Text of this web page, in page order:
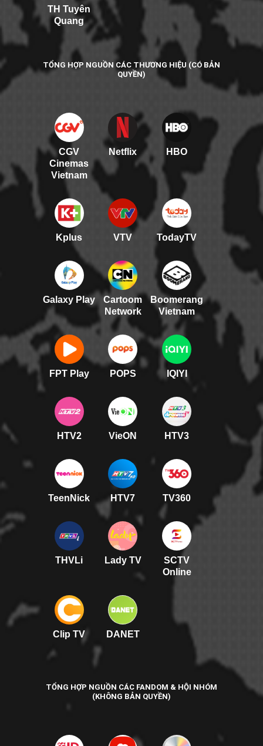
TH Tuyên
Quang
TỔNG HỢP NGUỒN CÁC THƯƠNG HIỆU (CÓ BẢN
QUYỀN)
CGV
Cinemas
Vietnam
Netflix HBO
Kplus VTV TodayTV
Galaxy Play
Cartoom
Network
Boomerang
Vietnam
FPT Play POPS IQIYI
HTV2 VieON HTV3
TeenNick HTV7 TV360
THVLi Lady TV
SCTV
Online
Clip TV DANET
TỔNG HỢP NGUỒN CÁC FANDOM & HỘI NHÓM
(KHÔNG BẢN QUYỀN)